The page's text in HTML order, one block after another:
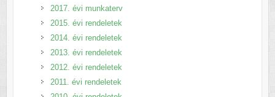
2017. évi munkaterv
2015. évi rendeletek
2014. évi rendeletek
2013. évi rendeletek
2012. évi rendeletek
2011. évi rendeletek